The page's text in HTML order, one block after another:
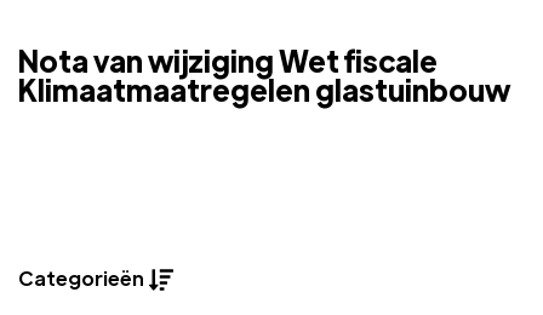
Nota van wijziging Wet fiscale
Klimaatmaatregelen glastuinbouw
Categorieën